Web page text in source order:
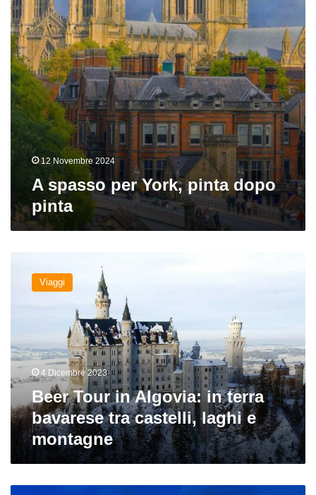
pinta
12 Novembre 2024
A spasso per York, pinta dopo
pinta
bavarese
tra
castelli,
e
montagne
Viaggi
4 Dicembre 2023
Beer Tour in Algovia: in terra
bavarese tra castelli, laghi e
montagne